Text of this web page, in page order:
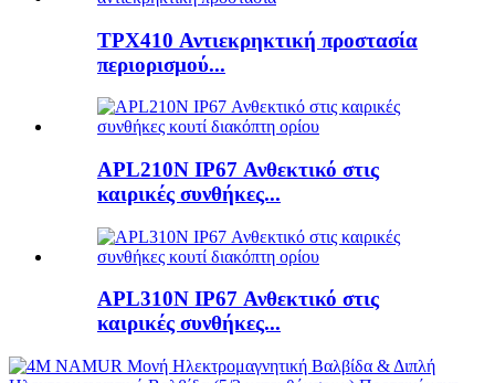
TPX410 Αντιεκρηκτική προστασία
περιορισμού...
APL210N IP67 Ανθεκτικό στις
καιρικές συνθήκες...
APL310N IP67 Ανθεκτικό στις
καιρικές συνθήκες...